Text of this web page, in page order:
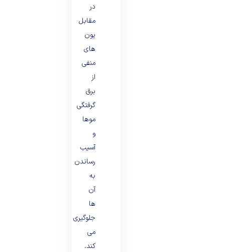
در
مقابل
یون
های
منفی
از
برق
گرفتگی
موها
و
آسیب
رساندن
به
آن
ها
جلوگیری
می
کند.